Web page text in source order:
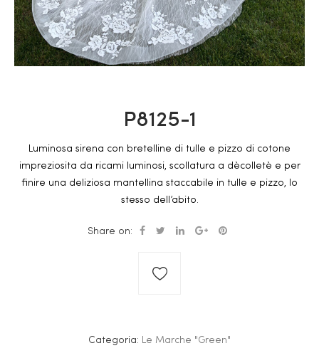
P8125-1
Luminosa sirena con bretelline di tulle e pizzo di cotone
impreziosita da ricami luminosi, scollatura a dècolletè e per
finire una deliziosa mantellina staccabile in tulle e pizzo, lo
stesso dell’abito.
Share on:
Categoria: Le Marche "Green"